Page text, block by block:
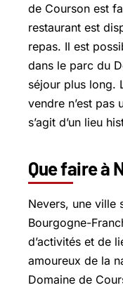
de Courson est
restaurant est
repas. Il est
dans le parc du
séjour plus long.
vendre n’est pas
s’agit d’un lieu
Que faire à
Nevers, une ville
Bourgogne-
d’activités et de
amoureux de la
Domaine de